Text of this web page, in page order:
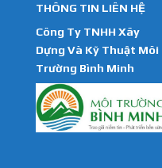
THÔNG TIN LIÊN HỆ
Công Ty TNHH Xây
Dựng Và Kỹ Thuật Môi
Trường Bình Minh